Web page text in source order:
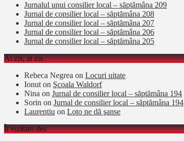
Jurnalul unui consilier local – săptămâna 209
Jurnal de consilier local – săptămâna 208
Jurnal de consilier local – săptămâna 207
Jurnal de consilier local – săptămâna 206
Jurnal de consilier local – săptămâna 205
Ai zis, ai zis
Rebeca Negrea on Locuri uitate
Ionut on Şcoala Waldorf
Nina on Jurnal de consilier local – săptămâna 194
Sorin on Jurnal de consilier local – săptămâna 194
Laurentiu on Loto ne dă şanse
Îi vizitam des